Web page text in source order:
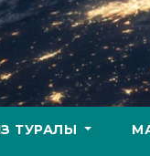
ТУРАЛЫ